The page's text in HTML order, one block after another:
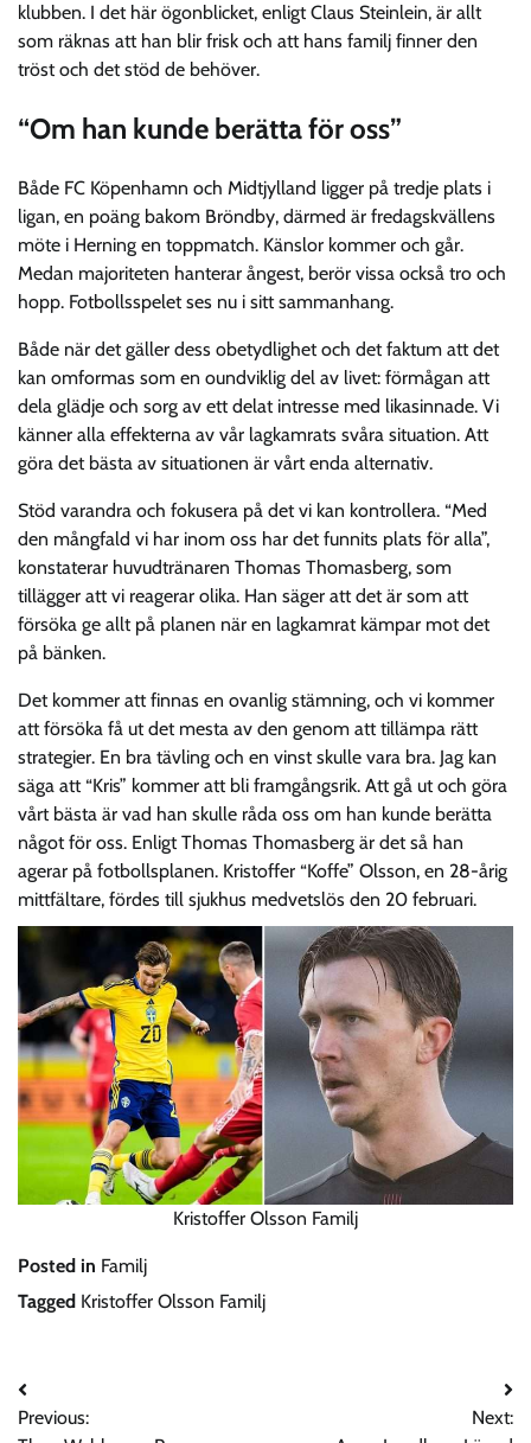
klubben. I det här ögonblicket, enligt Claus Steinlein, är allt
som räknas att han blir frisk och att hans familj finner den
tröst och det stöd de behöver.
“Om han kunde berätta för oss”
Både FC Köpenhamn och Midtjylland ligger på tredje plats i
ligan, en poäng bakom Bröndby, därmed är fredagskvällens
möte i Herning en toppmatch. Känslor kommer och går.
Medan majoriteten hanterar ångest, berör vissa också tro och
hopp. Fotbollsspelet ses nu i sitt sammanhang.
Både när det gäller dess obetydlighet och det faktum att det
kan omformas som en oundviklig del av livet: förmågan att
dela glädje och sorg av ett delat intresse med likasinnade. Vi
känner alla effekterna av vår lagkamrats svåra situation. Att
göra det bästa av situationen är vårt enda alternativ.
Stöd varandra och fokusera på det vi kan kontrollera. “Med
den mångfald vi har inom oss har det funnits plats för alla”,
konstaterar huvudtränaren Thomas Thomasberg, som
tillägger att vi reagerar olika. Han säger att det är som att
försöka ge allt på planen när en lagkamrat kämpar mot det
på bänken.
Det kommer att finnas en ovanlig stämning, och vi kommer
att försöka få ut det mesta av den genom att tillämpa rätt
strategier. En bra tävling och en vinst skulle vara bra. Jag kan
säga att “Kris” kommer att bli framgångsrik. Att gå ut och göra
vårt bästa är vad han skulle råda oss om han kunde berätta
något för oss. Enligt Thomas Thomasberg är det så han
agerar på fotbollsplanen. Kristoffer “Koffe” Olsson, en 28-årig
mittfältare, fördes till sjukhus medvetslös den 20 februari.
Kristoffer Olsson Familj
Posted in Familj
Tagged Kristoffer Olsson Familj
Post
Previous:
Next: